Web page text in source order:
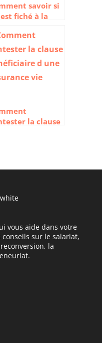
savoir si
fiché à la
de France
la clause
vous aide dans votre
sur le salariat,
la